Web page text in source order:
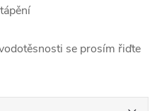
se prosím řiďte